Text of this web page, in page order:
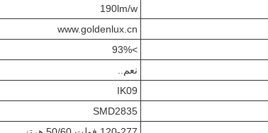
190lm/w
www.goldenlux.cn
>93%
نعم..
IK09
SMD2835